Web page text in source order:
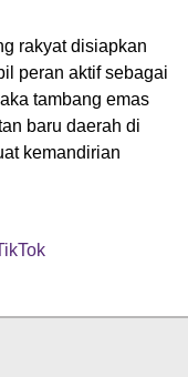
rakyat disiapkan
peran aktif sebagai
tambang emas
baru daerah di
kemandirian